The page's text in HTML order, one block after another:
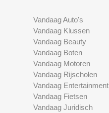
Vandaag Auto's
Vandaag Klussen
Vandaag Beauty
Vandaag Boten
Vandaag Motoren
Vandaag Rijscholen
Vandaag Entertainment
Vandaag Fietsen
Vandaag Juridisch